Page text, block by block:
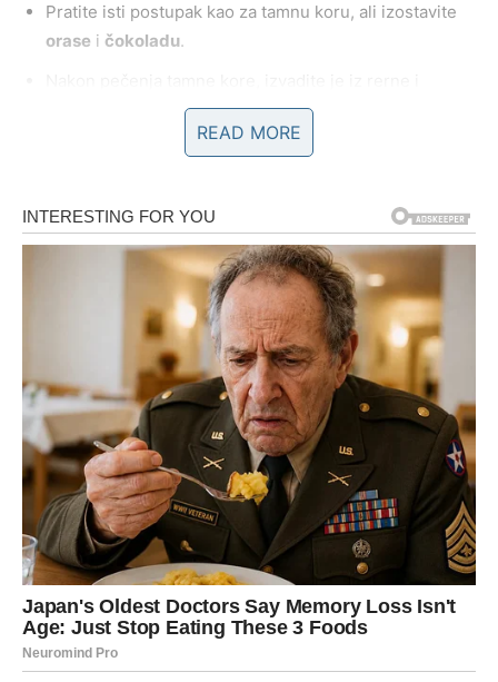
Pratite isti postupak kao za tamnu koru, ali izostavite
orase i čokoladu.
prelijte pripremljenu smesu za žutu koru preko nje.
175 stepeni dodatnih 25-30 minuta.
Priprema sirupa:
U dubljoj posudi pomešajte600 grama šećera,800
, i sok od jednoglimuna.
Kuvajte smesu 5 minuta dok ne proključa.
Vrućim sirupom prelijte još topao kolač.
READ MORE